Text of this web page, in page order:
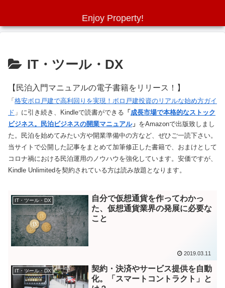
Enjoy Property!
IT・ツール・DX
【民泊入門マニュアルの電子書籍をリリース！】
「 格安ボロ戸建で高利回りを実現！ボロ戸建投資のリアルな始め方ガイ
ド 」に引き続き、Kindleで読書ができる 「 成長市場で本格的なストック
ビジネス。民泊ビジネスの開業マニュアル」 をAmazonで出版致しまし
た。民泊を始めてみたい方や開業準備中の方など、ぜひご一読下さい。
当サイトで公開した記事をまとめて加筆修正した書籍で、おまけとして
コロナ禍における民泊運用のノウハウを強化しています。安価ですが、
Kindle Unlimitedを契約されている方は読み放題となります。
IT・ツール・DX
自分で仮想通貨を作ってわかっ
た、仮想通貨業界の発展に必要な
こと
2019.03.11
IT・ツール・DX
契約・決済やサービス提供を自動
化。「スマートコントラクト」と